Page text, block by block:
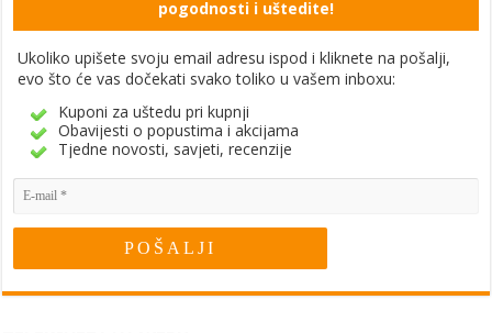
pogodnosti i uštedite!
Ukoliko upišete svoju email adresu ispod i kliknete na pošalji,
evo što će vas dočekati svako toliko u vašem inboxu:
Kuponi za uštedu pri kupnji
Obavijesti o popustima i akcijama
Tjedne novosti, savjeti, recenzije